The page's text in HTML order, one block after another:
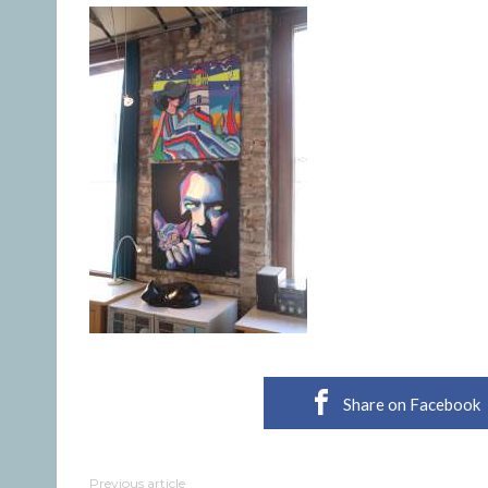
Share on Facebook
Previous article